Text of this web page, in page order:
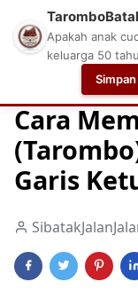
Cara
Cara
Garis
Apakah anak
keluarga 50